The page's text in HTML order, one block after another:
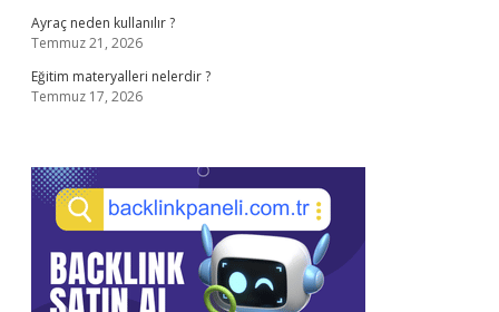
Ayraç neden kullanılır ?
Temmuz 21, 2026
Eğitim materyalleri nelerdir ?
Temmuz 17, 2026